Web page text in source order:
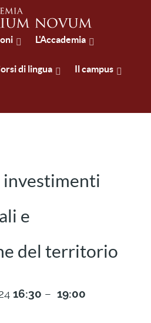
L'Accademia
di lingua Il campus
investimenti
e
del territorio
16:30 – 19:00